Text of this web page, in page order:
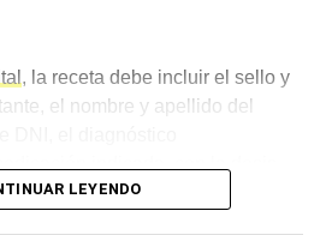
, la receta debe incluir el sello y
el nombre y apellido del
de estos requisitos es
LEYENDO